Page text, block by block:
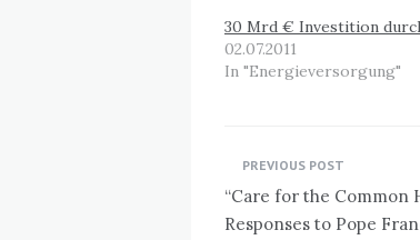
30 Mrd € Investition
02.07.2011
In "Energieversorgung"
PREVIOUS POST
“Care for the Common
Responses to Pope